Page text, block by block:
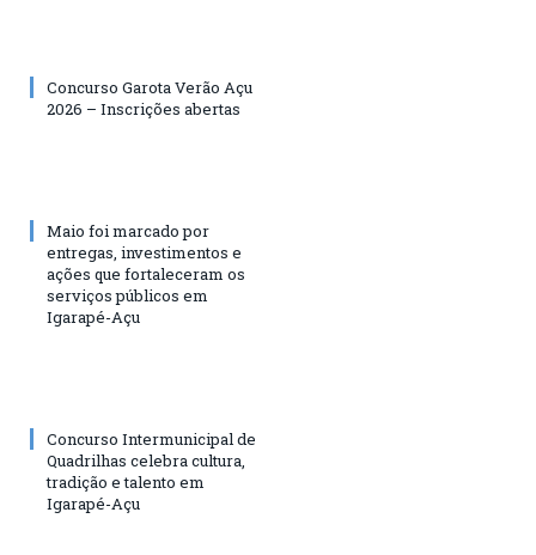
Concurso Garota Verão Açu
2026 – Inscrições abertas
Maio foi marcado por
entregas, investimentos e
ações que fortaleceram os
serviços públicos em
Igarapé-Açu
Concurso Intermunicipal de
Quadrilhas celebra cultura,
tradição e talento em
Igarapé-Açu